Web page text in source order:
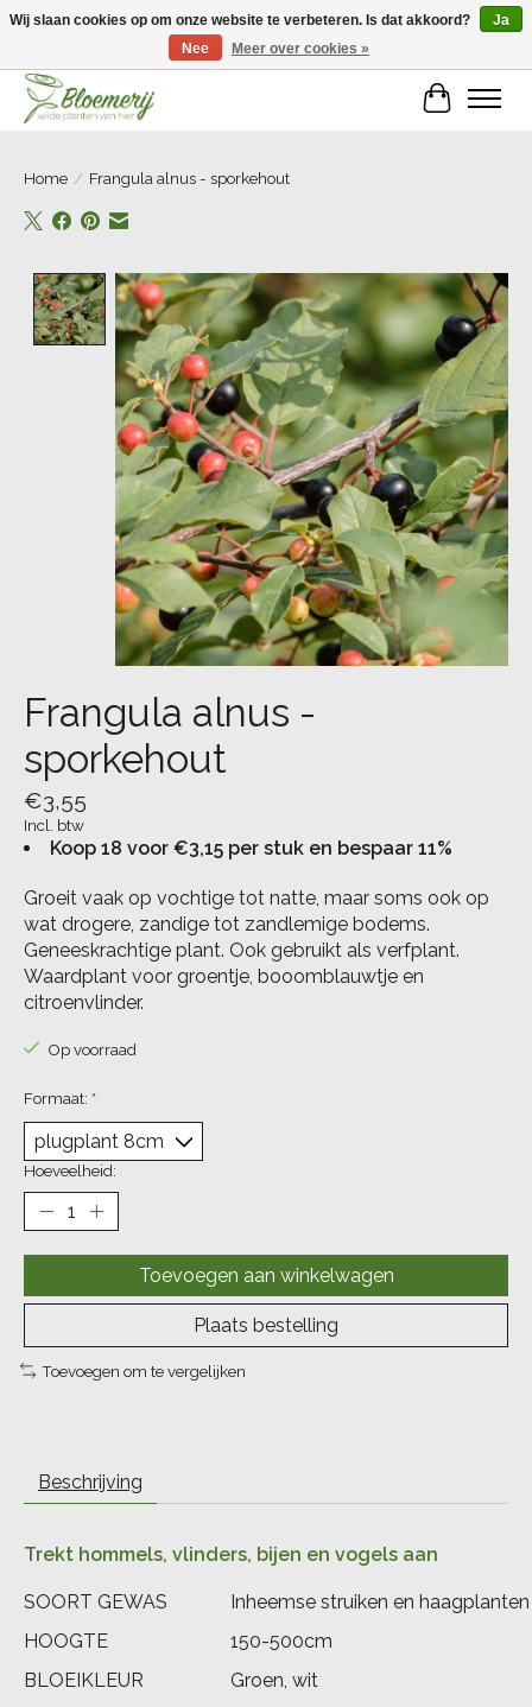
Home / Frangula alnus - sporkehout
Product image slideshow Items
Frangula alnus -
sporkehout
€3,55
Incl. btw
Koop 18 voor €3,15 per stuk en bespaar 11%
Groeit vaak op vochtige tot natte, maar soms ook op
wat drogere, zandige tot zandlemige bodems.
Geneeskrachtige plant. Ook gebruikt als verfplant.
Waardplant voor groentje, booomblauwtje en
citroenvlinder.
Op voorraad
Formaat: *
Hoeveelheid:
Toevoegen aan winkelwagen
Plaats bestelling
Toevoegen om te vergelijken
Beschrijving
Trekt hommels, vlinders, bijen en vogels aan
SOORT GEWAS
Inheemse struiken en haagplanten
HOOGTE
150-500cm
BLOEIKLEUR
Groen, wit
Wij slaan cookies op om onze website te verbeteren. Is dat akkoord?
Ja
Nee
Meer over cookies »